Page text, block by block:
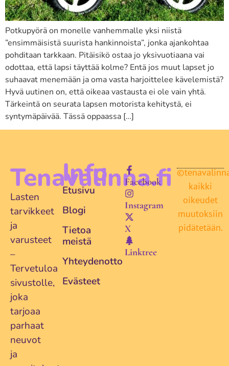
Potkupyörä on monelle vanhemmalle yksi niistä
”ensimmäisistä suurista hankinnoista”, jonka ajankohtaa
pohditaan tarkkaan. Pitäisikö ostaa jo yksivuotiaana vai
odottaa, että lapsi täyttää kolme? Entä jos muut lapset jo
suhaavat menemään ja oma vasta harjoittelee kävelemistä?
Hyvä uutinen on, että oikeaa vastausta ei ole vain yhtä.
Tärkeintä on seurata lapsen motorista kehitystä, ei
syntymäpäivää. Tässä oppaassa […]
Tenavalinna.fi
Lasten
tarvikkeet
ja
varusteet
–
Tervetuloa
sivustolle,
joka
tarjoaa
parhaat
neuvot
ja
Info
Etusivu
Blogi
Tietoa
meistä
Yhteydenotto
Evästeet
Facebook
Instagram
X
Linktree
kaikki
oikeudet
muutoksiin
pidätetään.